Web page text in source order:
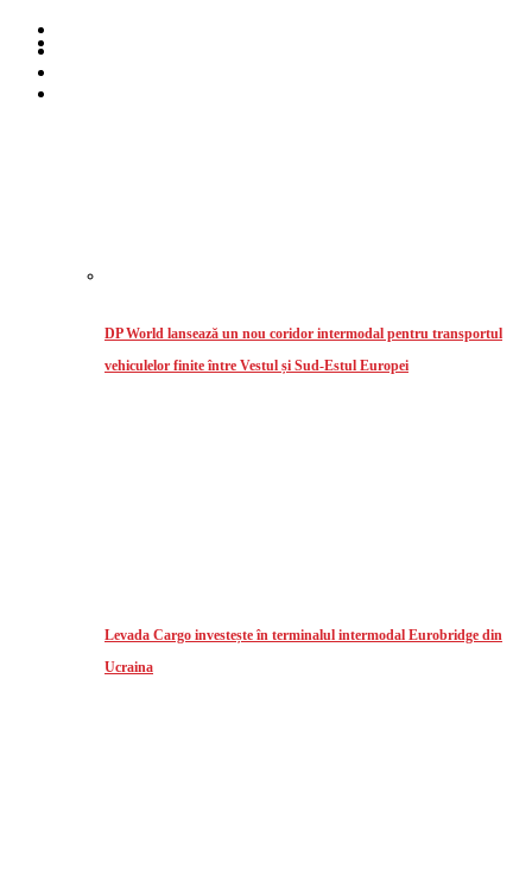
DP World lansează un nou coridor intermodal pentru transportul
vehiculelor finite între Vestul și Sud-Estul Europei
Levada Cargo investește în terminalul intermodal Eurobridge din
Ucraina